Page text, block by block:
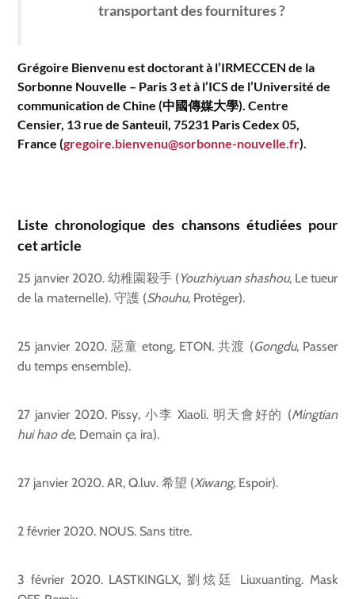
transportant des fournitures ?
Grégoire Bienvenu est doctorant à l’IRMECCEN de la
Sorbonne Nouvelle – Paris 3 et à l’ICS de l’Université de
communication de Chine (中國傳媒大學). Centre
Censier, 13 rue de Santeuil, 75231 Paris Cedex 05,
France (gregoire.bienvenu@sorbonne-nouvelle.fr).
Liste chronologique des chansons étudiées pour
cet article
25 janvier 2020. 幼稚園殺手 (Youzhiyuan shashou, Le tueur
de la maternelle). 守護 (Shouhu, Protéger).
25 janvier 2020. 惡童 etong, ETON. 共渡 (Gongdu, Passer
du temps ensemble).
27 janvier 2020. Pissy, 小李 Xiaoli. 明天會好的 (Mingtian
hui hao de, Demain ça ira).
27 janvier 2020. AR, Q.luv. 希望 (Xiwang, Espoir).
2 février 2020. NOUS. Sans titre.
3 février 2020. LASTKINGLX, 劉炫廷 Liuxuanting. Mask